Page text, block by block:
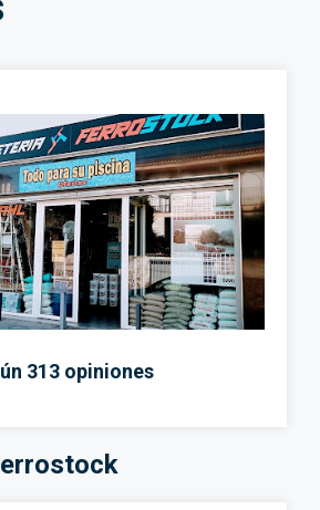
313 opiniones